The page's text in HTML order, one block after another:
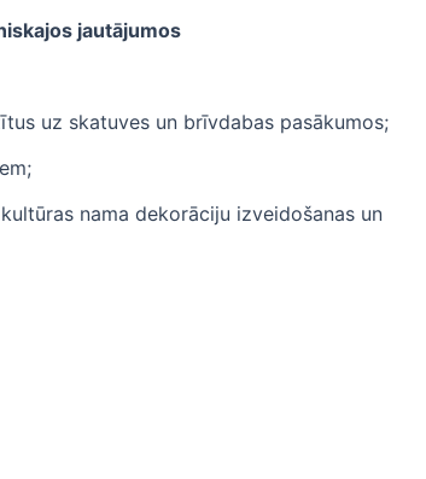
jautājumos
uz skatuves un brīvdabas pasākumos;
nama dekorāciju izveidošanas un